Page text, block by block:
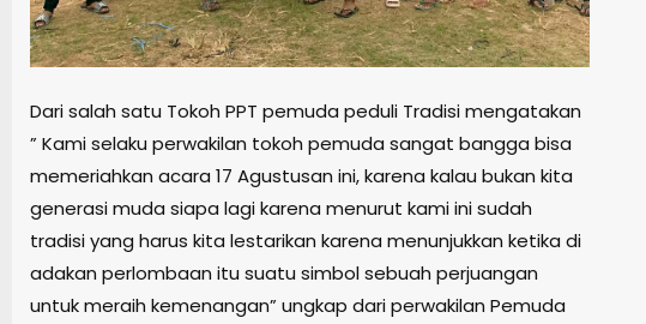
Dari salah satu Tokoh PPT pemuda peduli Tradisi mengatakan
” Kami selaku perwakilan tokoh pemuda sangat bangga bisa
memeriahkan acara 17 Agustusan ini, karena kalau bukan kita
generasi muda siapa lagi karena menurut kami ini sudah
tradisi yang harus kita lestarikan karena menunjukkan ketika di
adakan perlombaan itu suatu simbol sebuah perjuangan
untuk meraih kemenangan” ungkap dari perwakilan Pemuda